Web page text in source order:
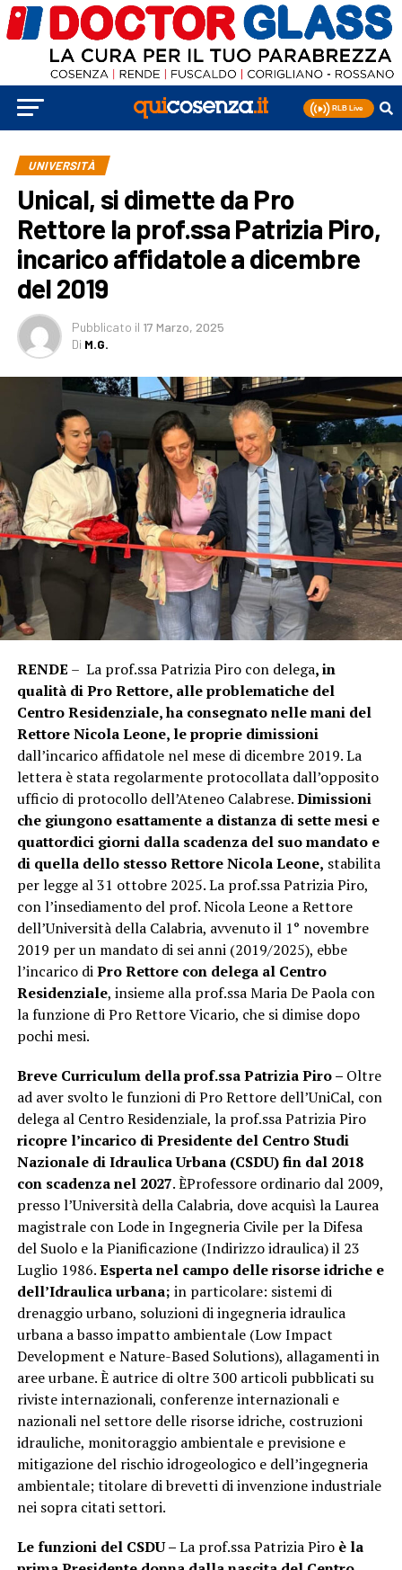
UNIVERSITÀ
Unical, si dimette da Pro
Rettore la prof.ssa Patrizia Piro,
incarico affidatole a dicembre
del 2019
Pubblicato il 17 Marzo, 2025
Di M.G.
RENDE – La prof.ssa Patrizia Piro con delega, in
qualità di Pro Rettore, alle problematiche del
Centro Residenziale, ha consegnato nelle mani del
Rettore Nicola Leone, le proprie dimissioni
dall’incarico affidatole nel mese di dicembre 2019. La
lettera è stata regolarmente protocollata dall’opposito
ufficio di protocollo dell’Ateneo Calabrese.Dimissioni
che giungono esattamente a distanza di sette mesi e
quattordici giorni dalla scadenza del suo mandato e
di quella dello stesso Rettore Nicola Leone, stabilita
per legge al 31 ottobre 2025. La prof.ssa Patrizia Piro,
con l’insediamento del prof. Nicola Leone a Rettore
dell’Università della Calabria, avvenuto il 1° novembre
2019 per un mandato di sei anni (2019/2025), ebbe
l’incarico diPro Rettore con delega al Centro
Residenziale, insieme alla prof.ssa Maria De Paola con
la funzione di Pro Rettore Vicario, che si dimise dopo
pochi mesi.
Breve Curriculum della prof.ssa Patrizia Piro – Oltre
ad aver svolto le funzioni di Pro Rettore dell’UniCal, con
delega al Centro Residenziale, la prof.ssa Patrizia Piro
ricopre l’incarico di Presidente del Centro Studi
Nazionale di Idraulica Urbana (CSDU) fin dal 2018
con scadenza nel 2027. ÈProfessore ordinario dal 2009,
presso l’Università della Calabria, dove acquisì la Laurea
magistrale con Lode in Ingegneria Civile per la Difesa
del Suolo e la Pianificazione (Indirizzo idraulica) il 23
Luglio 1986.Esperta nel campo delle risorse idriche e
dell’Idraulica urbana; in particolare: sistemi di
drenaggio urbano, soluzioni di ingegneria idraulica
urbana a basso impatto ambientale (Low Impact
Development e Nature-Based Solutions), allagamenti in
aree urbane. È autrice di oltre 300 articoli pubblicati su
riviste internazionali, conferenze internazionali e
nazionali nel settore delle risorse idriche, costruzioni
idrauliche, monitoraggio ambientale e previsione e
mitigazione del rischio idrogeologico e dell’ingegneria
ambientale; titolare di brevetti di invenzione industriale
nei sopra citati settori.
Le funzioni del CSDU –La prof.ssa Patrizia Piroè la